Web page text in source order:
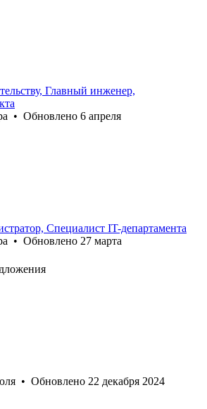
Главный инженер,
• Обновлено 6 апреля
Специалист IT-департамента
• Обновлено 27 марта
• Обновлено 22 декабря 2024